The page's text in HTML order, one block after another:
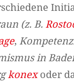
(z. B.
,
in
konex oder